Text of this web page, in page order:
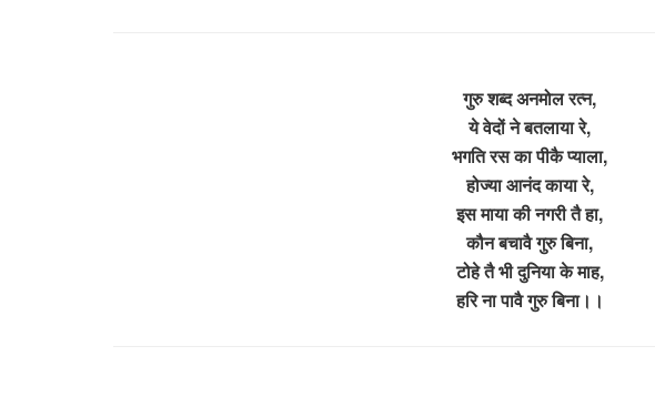
गुरु शब्द अनमोल रत्न,
ये वेदों ने बतलाया रे,
भगति रस का पीकै प्याला,
होज्या आनंद काया रे,
इस माया की नगरी तै हा,
कौन बचावै गुरु बिना,
टोहे तै भी दुनिया के माह,
हरि ना पावै गुरु बिना।।